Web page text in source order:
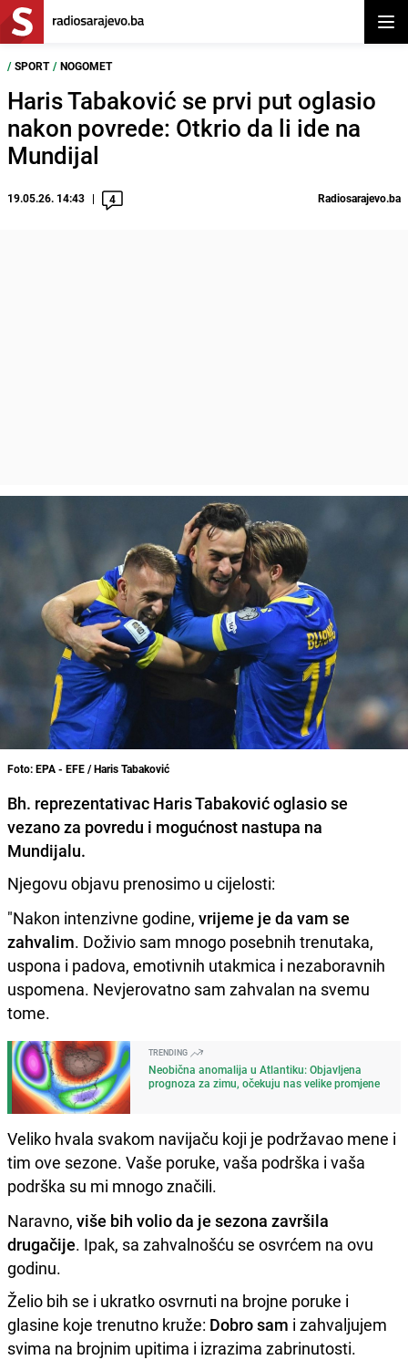
/ SPORT / NOGOMET
Haris Tabaković se prvi put oglasio
nakon povrede: Otkrio da li ide na
Mundijal
19.05.26. 14:43 4 Radiosarajevo.ba
Foto: EPA - EFE / Haris Tabaković
Bh. reprezentativac Haris Tabaković oglasio se
vezano za povredu i mogućnost nastupa na
Mundijalu.
Njegovu objavu prenosimo u cijelosti:
"Nakon intenzivne godine, vrijeme je da vam se
zahvalim. Doživio sam mnogo posebnih trenutaka,
uspona i padova, emotivnih utakmica i nezaboravnih
uspomena. Nevjerovatno sam zahvalan na svemu
tome.
TRENDING
Neobična anomalija u Atlantiku: Objavljena
prognoza za zimu, očekuju nas velike promjene
Veliko hvala svakom navijaču koji je podržavao mene i
tim ove sezone. Vaše poruke, vaša podrška i vaša
podrška su mi mnogo značili.
Naravno, više bih volio da je sezona završila
drugačije. Ipak, sa zahvalnošću se osvrćem na ovu
godinu.
Želio bih se i ukratko osvrnuti na brojne poruke i
glasine koje trenutno kruže: Dobro sam i zahvaljujem
svima na brojnim upitima i izrazima zabrinutosti.